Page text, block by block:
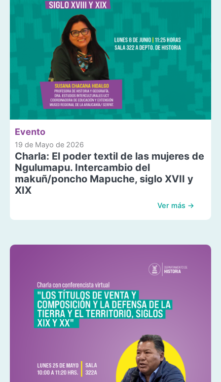
Evento
19 de Mayo de 2026
Charla: El poder textil de las mujeres de
Ngulumapu. Intercambio del
makuñ/poncho Mapuche, siglo XVII y
XIX
Ver más →